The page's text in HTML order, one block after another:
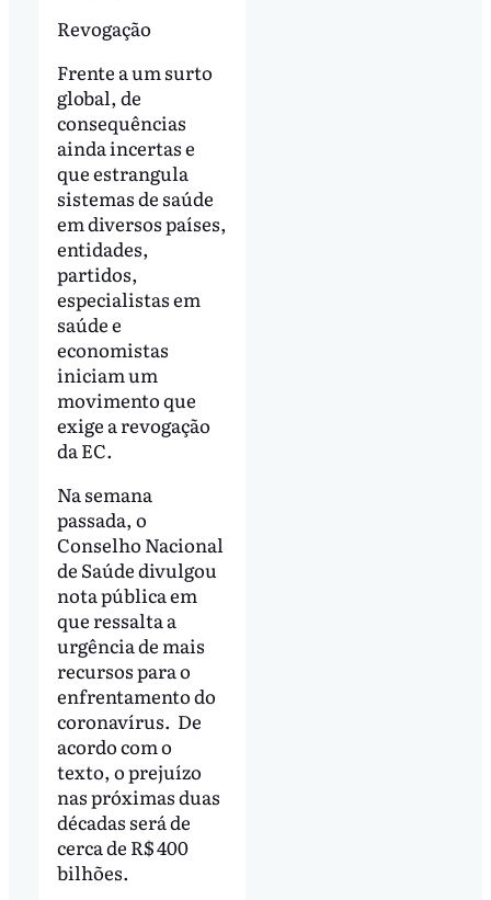
Revogação
Frente a um surto
global, de
consequências
ainda incertas e
que estrangula
sistemas de saúde
em diversos países,
entidades,
partidos,
especialistas em
saúde e
economistas
iniciam um
movimento que
exige a revogação
da EC.
Na semana
passada, o
Conselho Nacional
de Saúde divulgou
nota pública em
que ressalta a
urgência de mais
recursos para o
enfrentamento do
coronavírus. De
acordo com o
texto, o prejuízo
nas próximas duas
décadas será de
cerca de R$ 400
bilhões.